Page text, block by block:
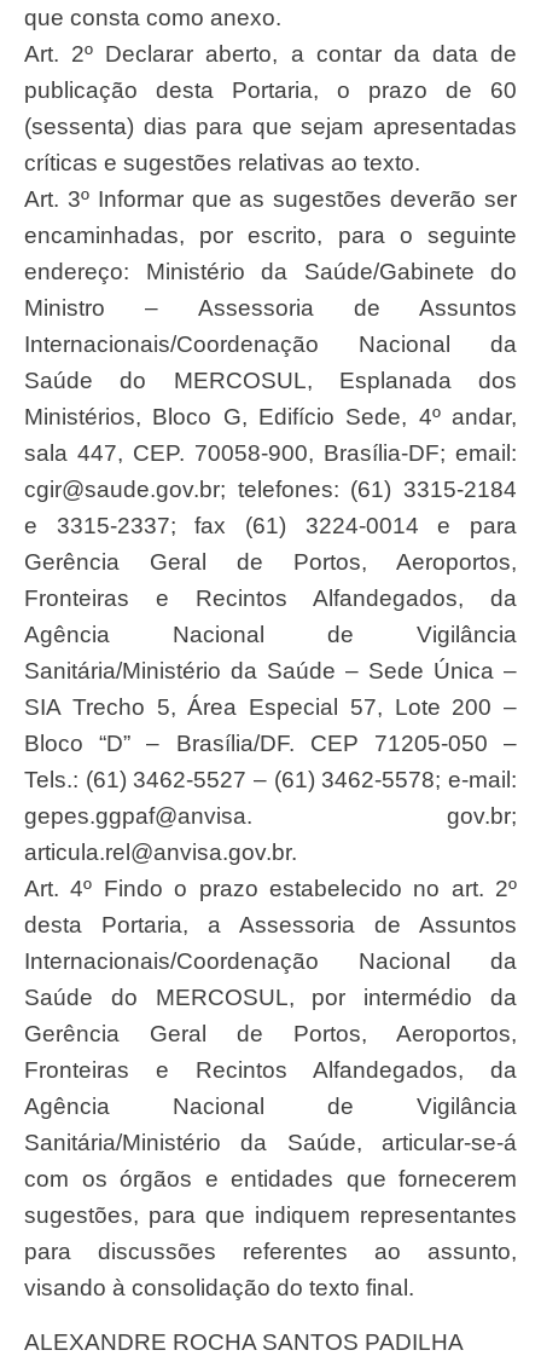
que consta como anexo.
Art. 2º Declarar aberto, a contar da data de
publicação desta Portaria, o prazo de 60
(sessenta) dias para que sejam apresentadas
críticas e sugestões relativas ao texto.
Art. 3º Informar que as sugestões deverão ser
encaminhadas, por escrito, para o seguinte
endereço: Ministério da Saúde/Gabinete do
Ministro – Assessoria de Assuntos
Internacionais/Coordenação Nacional da
Saúde do MERCOSUL, Esplanada dos
Ministérios, Bloco G, Edifício Sede, 4º andar,
sala 447, CEP. 70058-900, Brasília-DF; email:
cgir@saude.gov.br; telefones: (61) 3315-2184
e 3315-2337; fax (61) 3224-0014 e para
Gerência Geral de Portos, Aeroportos,
Fronteiras e Recintos Alfandegados, da
Agência Nacional de Vigilância
Sanitária/Ministério da Saúde – Sede Única –
SIA Trecho 5, Área Especial 57, Lote 200 –
Bloco “D” – Brasília/DF. CEP 71205-050 –
Tels.: (61) 3462-5527 – (61) 3462-5578; e-mail:
gepes.ggpaf@anvisa. gov.br;
articula.rel@anvisa.gov.br.
Art. 4º Findo o prazo estabelecido no art. 2º
desta Portaria, a Assessoria de Assuntos
Internacionais/Coordenação Nacional da
Saúde do MERCOSUL, por intermédio da
Gerência Geral de Portos, Aeroportos,
Fronteiras e Recintos Alfandegados, da
Agência Nacional de Vigilância
Sanitária/Ministério da Saúde, articular-se-á
com os órgãos e entidades que fornecerem
sugestões, para que indiquem representantes
para discussões referentes ao assunto,
visando à consolidação do texto final.
ALEXANDRE ROCHA SANTOS PADILHA